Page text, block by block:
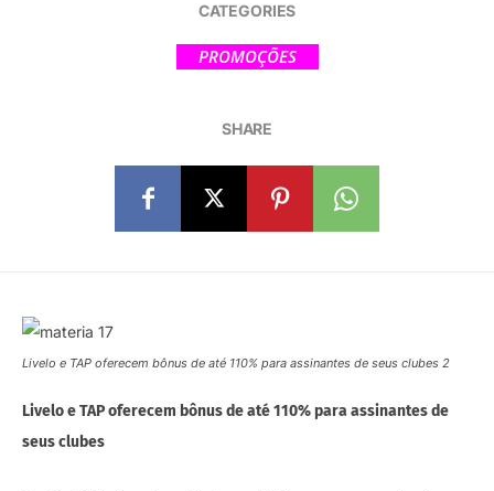
CATEGORIES
PROMOÇÕES
SHARE
Livelo e TAP oferecem bônus de até 110% para assinantes de seus clubes 2
Livelo e TAP oferecem bônus de até 110% para assinantes de
seus clubes